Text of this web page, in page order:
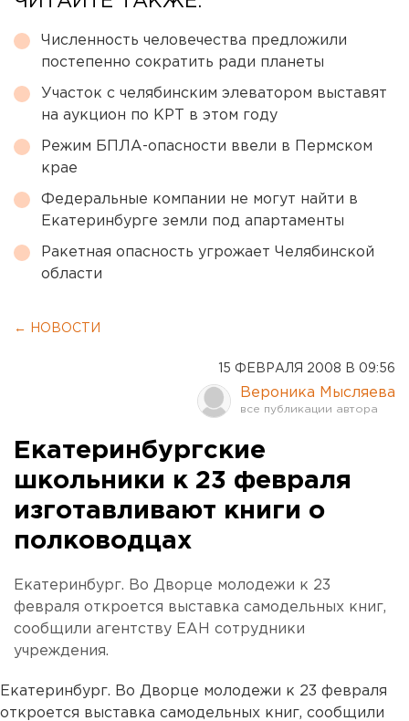
Численность человечества предложили
постепенно сократить ради планеты
Участок с челябинским элеватором выставят
на аукцион по КРТ в этом году
Режим БПЛА-опасности ввели в Пермском
крае
Федеральные компании не могут найти в
Екатеринбурге земли под апартаменты
Ракетная опасность угрожает Челябинской
области
← НОВОСТИ
15 ФЕВРАЛЯ 2008 В 09:56
Вероника Мысляева
Екатеринбургские
школьники к 23 февраля
изготавливают книги о
полководцах
Екатеринбург. Во Дворце молодежи к 23
февраля откроется выставка самодельных книг,
сообщили агентству ЕАН сотрудники
учреждения.
Екатеринбург. Во Дворце молодежи к 23 февраля
откроется выставка самодельных книг, сообщили